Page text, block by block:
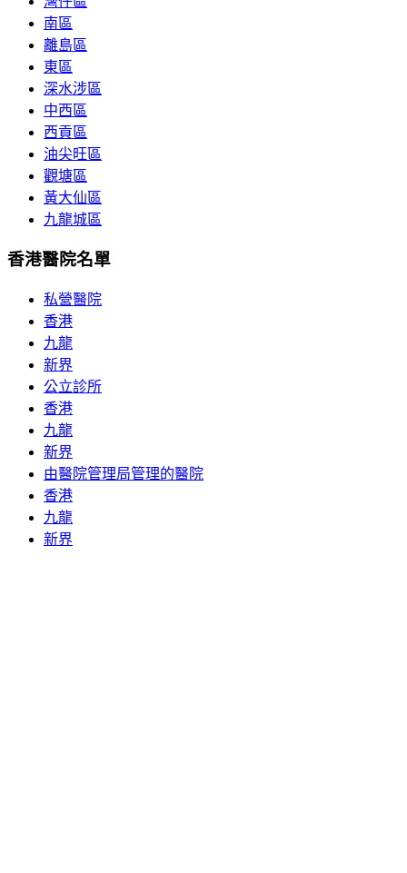
南區
離島區
東區
深水涉區
中西區
西貢區
油尖旺區
觀塘區
黃大仙區
九龍城區
香港醫院名單
私營醫院
香港
九龍
新界
公立診所
香港
九龍
新界
由醫院管理局管理的醫院
香港
九龍
新界